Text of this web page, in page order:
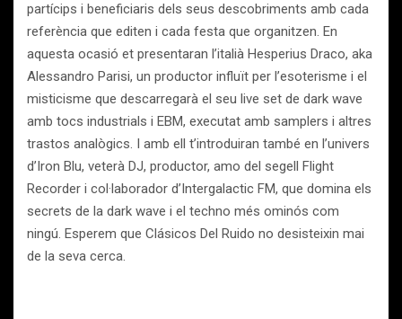
partícips i beneficiaris dels seus descobriments amb cada
referència que editen i cada festa que organitzen. En
aquesta ocasió et presentaran l’italià Hesperius Draco, aka
Alessandro Parisi, un productor influït per l’esoterisme i el
misticisme que descarregarà el seu live set de dark wave
amb tocs industrials i EBM, executat amb samplers i altres
trastos analògics. I amb ell t’introduiran també en l’univers
d’Iron Blu, veterà DJ, productor, amo del segell Flight
Recorder i col·laborador d’Intergalactic FM, que domina els
secrets de la dark wave i el techno més ominós com
ningú. Esperem que Clásicos Del Ruido no desisteixin mai
de la seva cerca.